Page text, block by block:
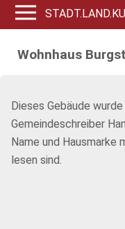
Wohnhaus
Dieses Gebäude
Gemeindeschreiber
Name und Hausmarke
lesen sind.